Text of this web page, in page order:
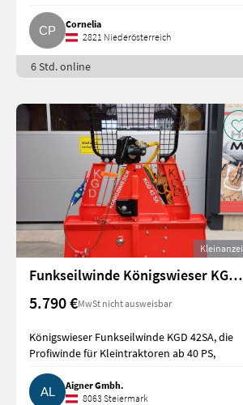
Cornelia
2821 Niederösterreich
6 Std. online
Funkseilwinde Königswieser KGD 42SA
5.790 €MwSt nicht ausweisbar
Königswieser Funkseilwinde KGD 42SA, die
Profiwinde für Kleintraktoren ab 40 PS,
Aigner Gmbh.
8063 Steiermark